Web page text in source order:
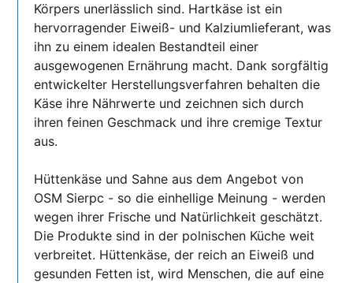
Körpers unerlässlich sind. Hartkäse ist ein
hervorragender Eiweiß- und Kalziumlieferant, was
ihn zu einem idealen Bestandteil einer
ausgewogenen Ernährung macht. Dank sorgfältig
entwickelter Herstellungsverfahren behalten die
Käse ihre Nährwerte und zeichnen sich durch
ihren feinen Geschmack und ihre cremige Textur
aus.
Hüttenkäse und Sahne aus dem Angebot von
OSM Sierpc - so die einhellige Meinung - werden
wegen ihrer Frische und Natürlichkeit geschätzt.
Die Produkte sind in der polnischen Küche weit
verbreitet. Hüttenkäse, der reich an Eiweiß und
gesunden Fetten ist, wird Menschen, die auf eine